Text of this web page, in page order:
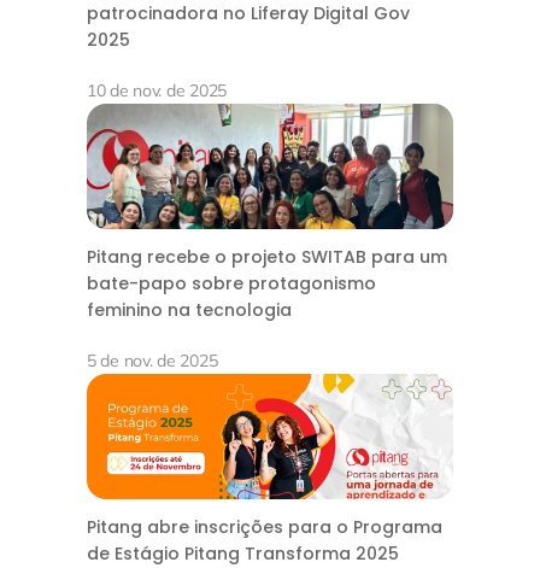
patrocinadora no Liferay Digital Gov
2025
10 de nov. de 2025
Pitang recebe o projeto SWITAB para um
bate-papo sobre protagonismo
feminino na tecnologia
5 de nov. de 2025
Pitang abre inscrições para o Programa
de Estágio Pitang Transforma 2025